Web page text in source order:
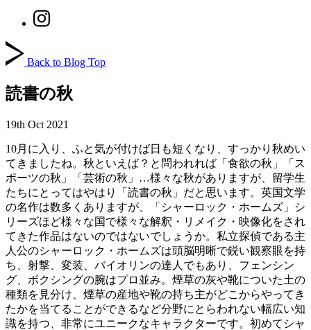
Back to Blog Top
読書の秋
19th Oct 2021
10月に入り、ふと気が付けば日も短くなり、すっかり秋めい
てきましたね。秋といえば？と問われれば「食欲の秋」「ス
ポーツの秋」「芸術の秋」…様々な秋がありますが、留学生
たちにとってはやはり「読書の秋」だと思います。英国文学
の名作は数多くありますが、「シャーロック・ホームズ」シ
リーズほど様々な国で様々な解釈・リメイク・映像化をされ
てきた作品はないのではないでしょうか。私立探偵である主
人公のシャーロック・ホームズは頭脳明晰で鋭い観察眼を持
ち、射撃、変装、バイオリンの達人でもあり、フェンシン
グ、ボクシングの腕はプロ並み。煙草の灰や靴についた土の
種類を見分け、煙草の産地や靴の持ち主がどこからやってき
たかを当てることができるなど分野にとらわれない幅広い知
識を持つ、非常にユニークなキャラクターです。初めてシャ